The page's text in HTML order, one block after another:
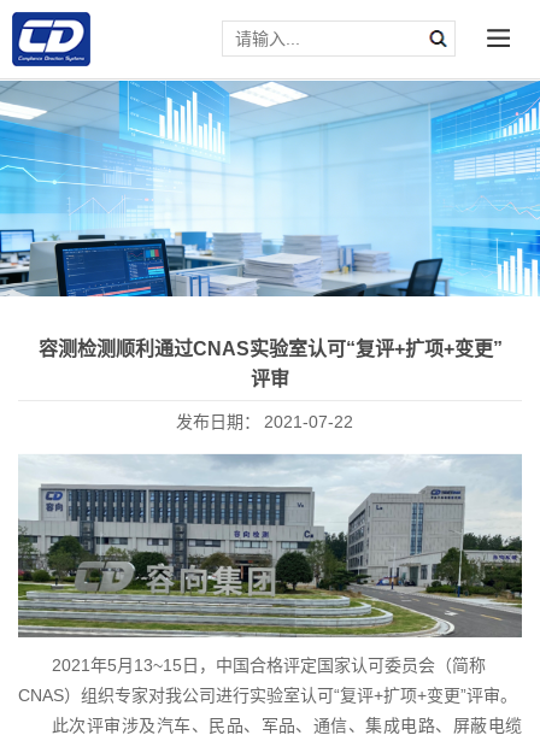
容测检测顺利通过CNAS实验室认可“复评+扩项+变更”
评审
发布日期： 2021-07-22
2021年5月13~15日，中国合格评定国家认可委员会（简称
CNAS）组织专家对我公司进行实验室认可“复评+扩项+变更”评审。
此次评审涉及汽车、民品、军品、通信、集成电路、屏蔽电缆